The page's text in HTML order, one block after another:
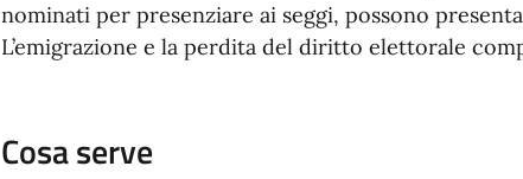
nominati per presenziare ai seggi, possono
L’emigrazione e la perdita del diritto elettorale
Cosa serve